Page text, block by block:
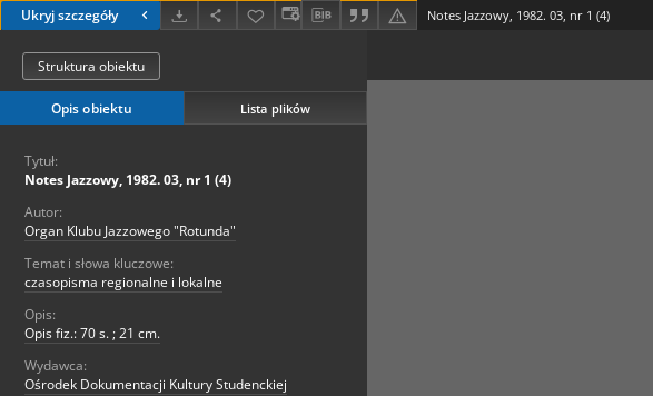
Ukryj szczegóły Notes Jazzowy, 1982. 03, nr 1 (4)
Struktura obiektu
Opis obiektu Lista plików
Tytuł:
Notes Jazzowy, 1982. 03, nr 1 (4)
Autor:
Organ Klubu Jazzowego "Rotunda"
Temat i słowa kluczowe:
czasopisma regionalne i lokalne
Opis:
Opis fiz.: 70 s. ; 21 cm.
Wydawca:
Ośrodek Dokumentacji Kultury Studenckiej